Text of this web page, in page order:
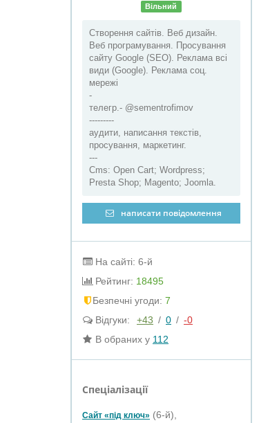
Вільний
Створення сайтів. Веб дизайн.
Веб програмування. Просування
сайту Google (SEO). Реклама всі
види (Google). Реклама соц.
мережі
-
телегр.- @sementrofimov
---------
аудити, написання текстів,
просування, маркетинг.
---
Cms: Open Cart; Wordpress;
Presta Shop; Magento; Joomla.
написати повідомлення
На сайті: 6-й
Рейтинг: 18495
Безпечні угоди: 7
Відгуки:
+43 / 0 / -0
В обраних у 112
Спеціалізації
Сайт «під ключ» (6-й),